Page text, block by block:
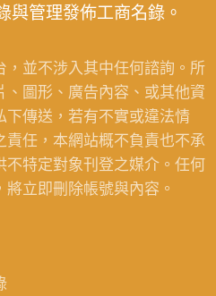
與管理發佈工商名錄。
，並不涉入其中任何諮詢。所
圖形、廣告內容、或其他資
傳送，若有不實或違法情
任，本網站概不負責也不承
特定對象刊登之媒介。任何
立即刪除帳號與內容。